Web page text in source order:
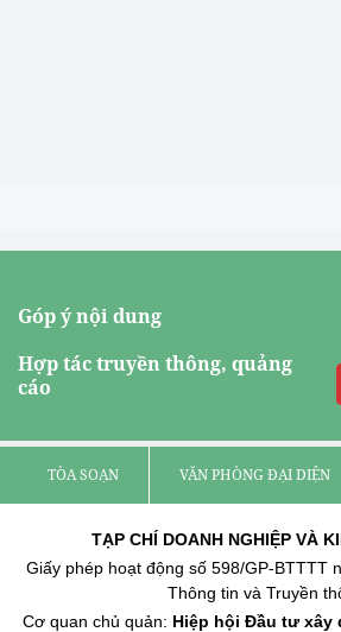
Góp ý nội dung
Hợp tác truyền thông, quảng
cáo
TÒA SOẠN VĂN PHÒNG ĐẠI DIỆN
TẠP CHÍ DOANH NGHIỆP VÀ
Giấy phép hoạt động số 598/GP-BTTTT
Thông tin và Truyền
Cơ quan chủ quản: Hiệp hội Đầu tư xây